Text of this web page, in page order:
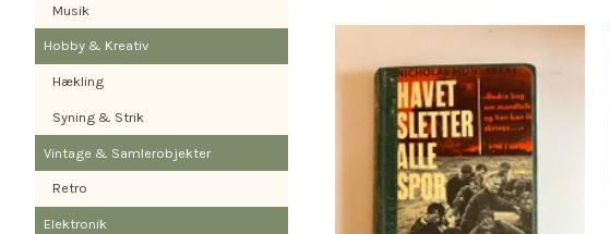
Musik
Hobby & Kreativ
Hækling
Syning & Strik
Vintage & Samlerobjekter
Retro
Elektronik